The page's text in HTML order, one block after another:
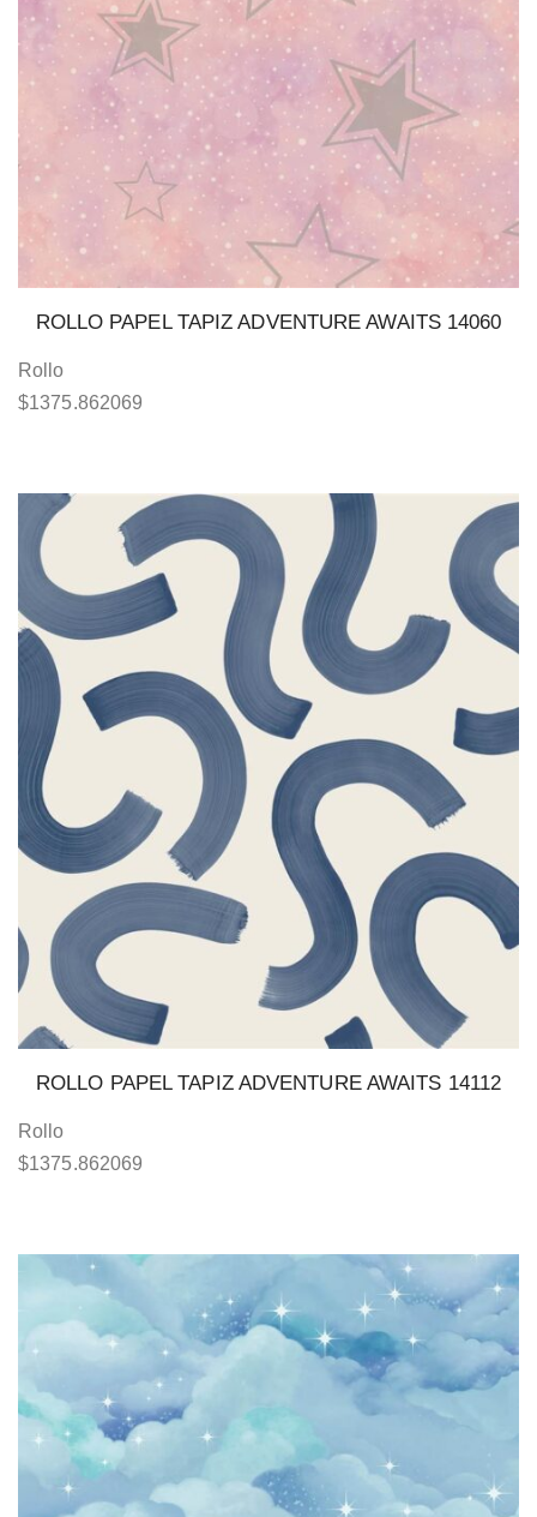
ROLLO PAPEL TAPIZ ADVENTURE AWAITS 14060
Rollo
$1375.862069
ROLLO PAPEL TAPIZ ADVENTURE AWAITS 14112
Rollo
$1375.862069